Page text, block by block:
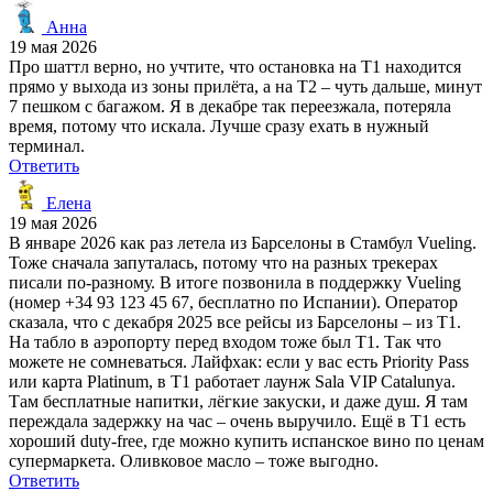
Анна
19 мая 2026
Про шаттл верно, но учтите, что остановка на T1 находится
прямо у выхода из зоны прилёта, а на T2 – чуть дальше, минут
7 пешком с багажом. Я в декабре так переезжала, потеряла
время, потому что искала. Лучше сразу ехать в нужный
терминал.
Ответить
Елена
19 мая 2026
В январе 2026 как раз летела из Барселоны в Стамбул Vueling.
Тоже сначала запуталась, потому что на разных трекерах
писали по-разному. В итоге позвонила в поддержку Vueling
(номер +34 93 123 45 67, бесплатно по Испании). Оператор
сказала, что с декабря 2025 все рейсы из Барселоны – из T1.
На табло в аэропорту перед входом тоже был T1. Так что
можете не сомневаться. Лайфхак: если у вас есть Priority Pass
или карта Platinum, в T1 работает лаунж Sala VIP Catalunya.
Там бесплатные напитки, лёгкие закуски, и даже душ. Я там
переждала задержку на час – очень выручило. Ещё в T1 есть
хороший duty-free, где можно купить испанское вино по ценам
супермаркета. Оливковое масло – тоже выгодно.
Ответить